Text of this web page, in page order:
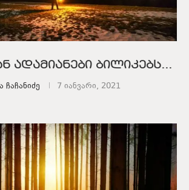
ადამიანები ბილიკებს…
ჩაჩანიძე 7 იანვარი, 2021